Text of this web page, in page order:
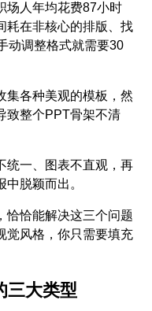
场人年均花费87小时
耗在非核心的排版、找
动调整格式就需要30
集各种美观的模板，然
致整个PPT骨架不清
统一、图表不直观，再
脱颖而出。
恰恰能解决这三个问题
风格，你只需要填充
三大类型